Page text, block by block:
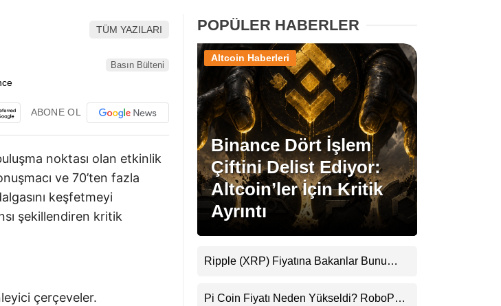
Instagram
Youtube
TikTok
Pinterest
LinkedIn
TÜM YAZILARI
Basın Bülteni
ABONE OL
noktası olan etkinlik
ve 70’ten fazla
keşfetmeyi
şekillendiren kritik
çerçeveler.
POPÜLER HABERLER
Binance Dört İşlem
Çiftini Delist Ediyor:
Altcoin’ler İçin Kritik
Ayrıntı
Altcoin Haberleri
Ripple (XRP) Fiyatına Bakanlar Bunu
Uyarı
Pi Coin Fiyatı Neden Yükseldi? RoboPay